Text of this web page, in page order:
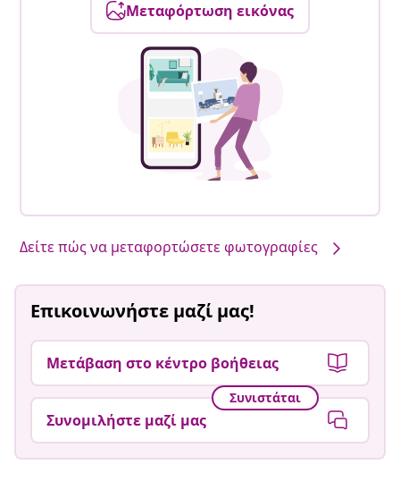
Μεταφόρτωση εικόνας
Δείτε πώς να μεταφορτώσετε φωτογραφίες
Επικοινωνήστε μαζί μας!
Μετάβαση στο κέντρο βοήθειας
Συνιστάται
Συνομιλήστε μαζί μας